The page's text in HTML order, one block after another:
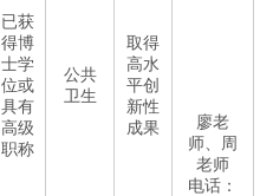
廖老
师、周
老师
电话：
已获
得博
士学
位或
具有
高级
职称
公共
卫生
取得
高水
平创
新性
成果